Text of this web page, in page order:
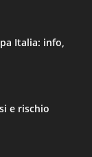
Italia: info,
e rischio